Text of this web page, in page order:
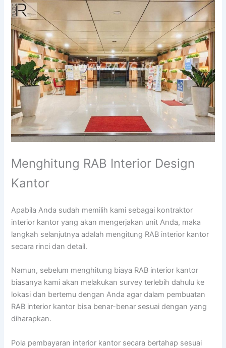
Menghitung RAB Interior Design
Kantor
Apabila Anda sudah memilih kami sebagai kontraktor
interior kantor yang akan mengerjakan unit Anda, maka
langkah selanjutnya adalah mengitung RAB interior kantor
secara rinci dan detail.
Namun, sebelum menghitung biaya RAB interior kantor
biasanya kami akan melakukan survey terlebih dahulu ke
lokasi dan bertemu dengan Anda agar dalam pembuatan
RAB interior kantor bisa benar-benar sesuai dengan yang
diharapkan.
Pola pembayaran interior kantor secara bertahap sesuai